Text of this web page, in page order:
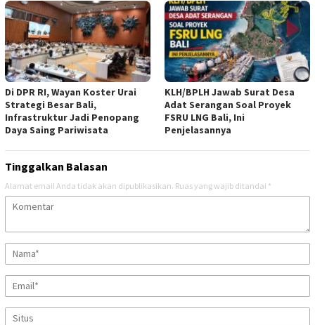
Di DPR RI, Wayan Koster Urai
Strategi Besar Bali,
Infrastruktur Jadi Penopang
Daya Saing Pariwisata
KLH/BPLH Jawab Surat Desa
Adat Serangan Soal Proyek
FSRU LNG Bali, Ini
Penjelasannya
Tinggalkan Balasan
Alamat email Anda tidak akan dipublikasikan. Ruas yang wajib ditandai *